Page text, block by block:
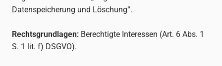
Datenspeicherung und Löschung“.
Rechtsgrundlagen: Berechtigte Interessen (Art. 6 Abs. 1
S. 1 lit. f) DSGVO).